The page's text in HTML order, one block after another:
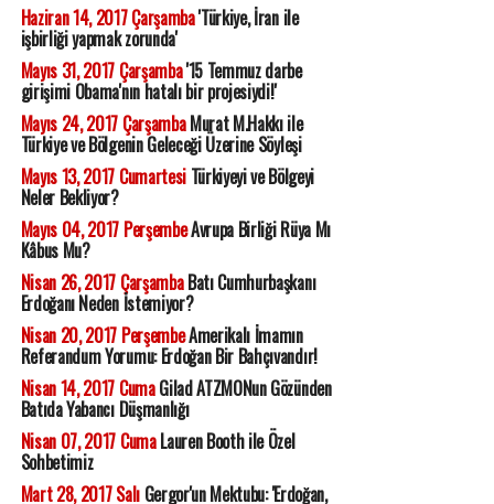
Haziran 14, 2017 Çarşamba'Türkiye, İran ile
işbirliği yapmak zorunda'
Mayıs 31, 2017 Çarşamba'15 Temmuz darbe
girişimi Obama'nın hatalı bir projesiydi!'
Mayıs 24, 2017 ÇarşambaMurat M.Hakkı ile
Türkiye ve Bölgenin Geleceği Üzerine Söyleşi
Mayıs 13, 2017 CumartesiTürkiyeyi ve Bölgeyi
Neler Bekliyor?
Mayıs 04, 2017 PerşembeAvrupa Birliği Rüya Mı
Kâbus Mu?
Nisan 26, 2017 ÇarşambaBatı Cumhurbaşkanı
Erdoğanı Neden İstemiyor?
Nisan 20, 2017 PerşembeAmerikalı İmamın
Referandum Yorumu: Erdoğan Bir Bahçıvandır!
Nisan 14, 2017 CumaGilad ATZMONun Gözünden
Batıda Yabancı Düşmanlığı
Nisan 07, 2017 CumaLauren Booth ile Özel
Sohbetimiz
Mart 28, 2017 SalıGergor'un Mektubu: 'Erdoğan,